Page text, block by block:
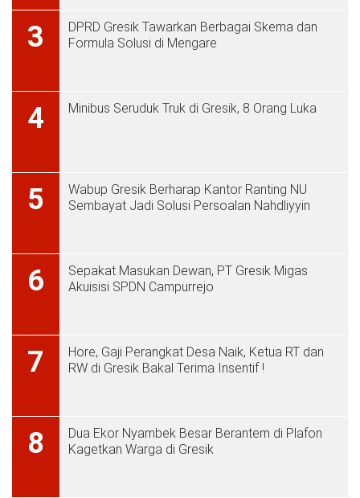
3
DPRD Gresik Tawarkan Berbagai Skema dan
Formula Solusi di Mengare
4 Minibus Seruduk Truk di Gresik, 8 Orang Luka
5
Wabup Gresik Berharap Kantor Ranting NU
Sembayat Jadi Solusi Persoalan Nahdliyyin
6
Sepakat Masukan Dewan, PT Gresik Migas
Akuisisi SPDN Campurrejo
7
Hore, Gaji Perangkat Desa Naik, Ketua RT dan
RW di Gresik Bakal Terima Insentif !
8
Dua Ekor Nyambek Besar Berantem di Plafon
Kagetkan Warga di Gresik